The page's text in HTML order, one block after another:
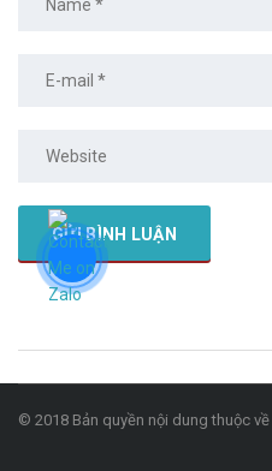
© 2018 Bản quyền nội dung thuộc về